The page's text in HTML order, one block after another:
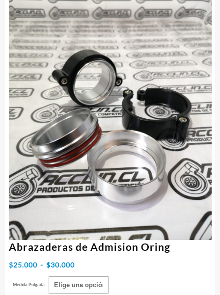
Abrazaderas de Admision Oring
$25.000 - $30.000Rango
de
precios:
Medida Pulgada